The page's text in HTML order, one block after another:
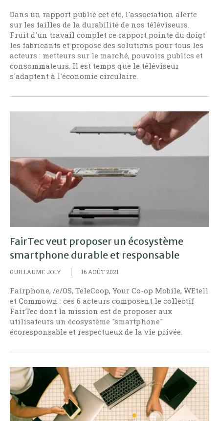
Dans un rapport publié cet été, l'association alerte
sur les failles de la durabilité de nos téléviseurs.
Fruit d'un travail complet ce rapport pointe du doigt
les fabricants et propose des solutions pour tous les
acteurs : metteurs sur le marché, pouvoirs publics et
consommateurs. Il est temps que le téléviseur
s'adaptent à l'économie circulaire.
FairTec veut proposer un écosystème
smartphone durable et responsable
GUILLAUME JOLY 16 AOÛT 2021
Fairphone, /e/OS, TeleCoop, Your Co-op Mobile, WEtell
et Commown : ces 6 acteurs composent le collectif
FairTec dont la mission est de proposer aux
utilisateurs un écosystème "smartphone"
écoresponsable et respectueux de la vie privée.